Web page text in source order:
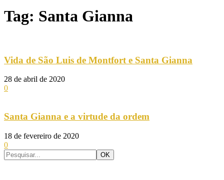
Tag: Santa Gianna
Vida de São Luis de Montfort e Santa Gianna
28 de abril de 2020
0
Santa Gianna e a virtude da ordem
18 de fevereiro de 2020
0